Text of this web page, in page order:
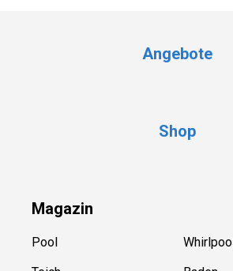
Angebote
Shop
Magazin
Pool
Whirlpool